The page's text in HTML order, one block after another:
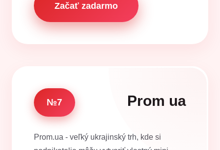
Začať zadarmo
№7 Prom ua
Prom.ua - veľký ukrajinský trh, kde si